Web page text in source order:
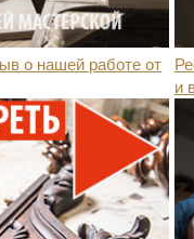
о нашей работе от
и